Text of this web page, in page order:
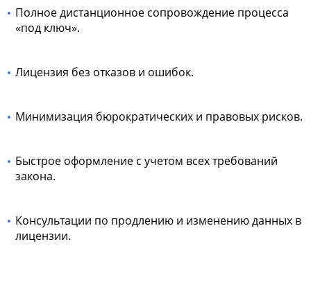
Полное дистанционное сопровождение процесса
«под ключ».
Лицензия без отказов и ошибок.
Минимизация бюрократических и правовых рисков.
Быстрое оформление с учетом всех требований
закона.
Консультации по продлению и изменению данных в
лицензии.